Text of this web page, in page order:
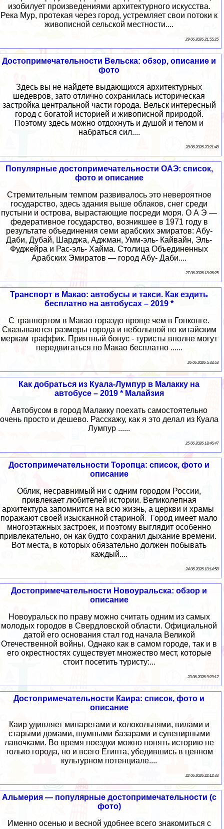
изобилует произведениями архитектурного искусства.
Река Мур, протекая через город, устремляет свои потоки к
живописной сельской местности....
29 06 2026 21:55:25
Достопримечательности Вельска: обзор, описание и
фото
Здесь вы не найдете выдающихся архитектурных
шедевров, зато отлично сохранилась историческая
застройка центральной части города. Вельск интересный
город с богатой историей и живописной природой.
Поэтому здесь можно отдохнуть и душой и телом и
набраться сил....
28 06 2026 23:21:48
Популярные достопримечательности ОАЭ: список,
фото и описание
Стремительным темпом развивалось это невероятное
государство, здесь здания выше облаков, снег среди
пустыни и острова, вырастающие посреди моря. О А Э —
федеративное государство, возникшее в 1971 году в
результате объединения семи арабских эмиратов: Абу-
Даби, Дубай, Шарджа, Аджман, Умм-эль- Кайвайн, Эль-
Фуджейра и Рас-эль- Хайма. Столица Объединенных
Арабских Эмиратов — город Абу- Даби....
27 06 2026 18:26:25
Транспорт в Макао: автобусы и такси. Как ездить
бесплатно на автобусах – 2019 *
С транпортом в Макао гораздо проще чем в Гонконге.
Сказываются размеры города и небольшой по китайским
меркам траффик. Приятный бонус - туристы вполне могут
передвигаться по Макао бесплатно ......
26 06 2026 5:33:53
Как добраться из Куала-Лумпур в Малакку на
автобусе – 2019 * Малайзия
Автобусом в город Малакку поехать самостоятельно
очень просто и дешево. Расскажу, как я это делал из Куала
Лумпур ......
25 06 2026 18:46:47
Достопримечательности Торопца: список, фото и
описание
Облик, несравнимый ни с одним городом России,
привлекает любителей истории. Великолепная
архитектура запомнится на всю жизнь, а церкви и храмы
поражают своей изысканной стариной. Город имеет мало
многоэтажных застроек, и поэтому выглядит особенно
привлекательно, он как будто сохранил дыхание времени.
Вот места, в которых обязательно должен побывать
каждый....
24 06 2026 10:14:58
Достопримечательности Новоуральска: обзор и
описание
Новоуральск по праву можно считать одним из самых
молодых городов в Свердловской области. Официальной
датой его основания стал год начала Великой
Отечественной войны. Однако как в самом городе, так и в
его окрестностях существует множество мест, которые
стоит посетить туристу:...
23 06 2026 9:29:12
Достопримечательности Каира: список, фото и
описание
Каир удивляет минаретами и колокольнями, вилами и
старыми домами, шумными базарами и сувенирными
лавочками. Во время поездки можно понять историю не
только города, но и всего Египта, убедившись в ценном
культурном потенциале....
22 06 2026 22:12:33
Альмерия — популярные достопримечательности (с
фото)
Именно осенью и весной удобнее всего знакомиться с